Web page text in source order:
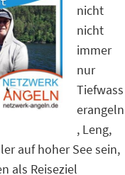
nicht
nicht
immer
nur
Tiefwass
erangeln
, Leng,
auf hoher See sein,
als Reiseziel